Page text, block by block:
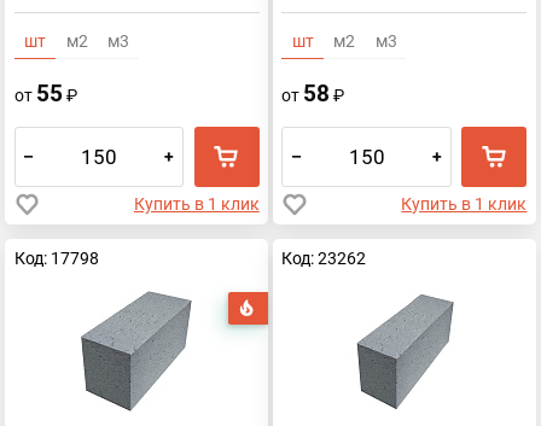
шт м2 м3
от 55 ₽
– +
Купить в 1 клик
шт м2 м3
от 58 ₽
– +
Купить в 1 клик
Код: 17798 Код: 23262